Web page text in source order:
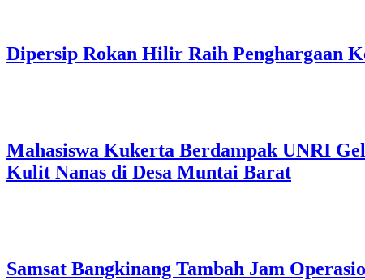
Dipersip Rokan Hilir Raih Penghargaan
Mahasiswa Kukerta Berdampak UNRI
Kulit Nanas di Desa Muntai Barat
Samsat Bangkinang Tambah Jam